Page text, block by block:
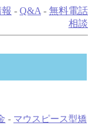
- Q&A - 無料電話
相談
- マウスピース型矯